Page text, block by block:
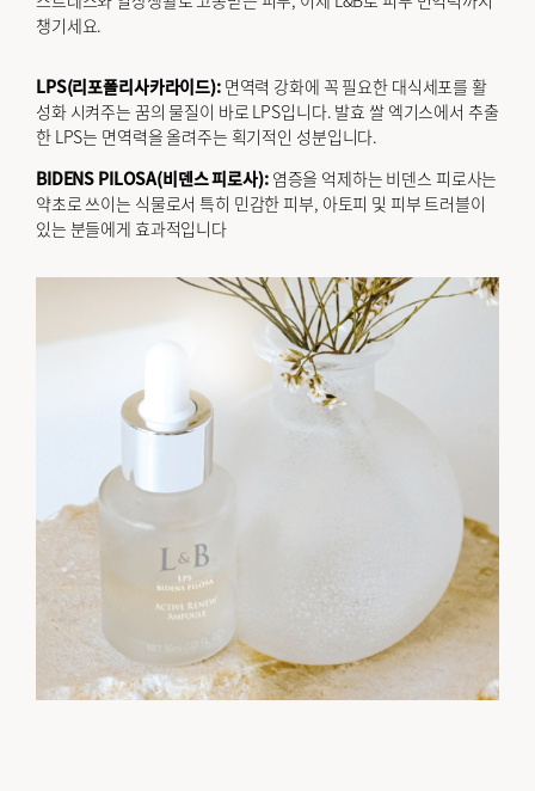
챙기세요.
LPS(리포폴리사카라이드):면역력 강화에 꼭 필요한 대식세포를 활
성화 시켜주는 꿈의 물질이 바로 LPS입니다. 발효 쌀 엑기스에서 추출
한 LPS는 면역력을 올려주는 획기적인 성분입니다.
BIDENS PILOSA(비덴스 피로사):염증을 억제하는 비덴스 피로사는
약초로 쓰이는 식물로서 특히 민감한 피부, 아토피 및 피부 트러블이
있는 분들에게 효과적입니다